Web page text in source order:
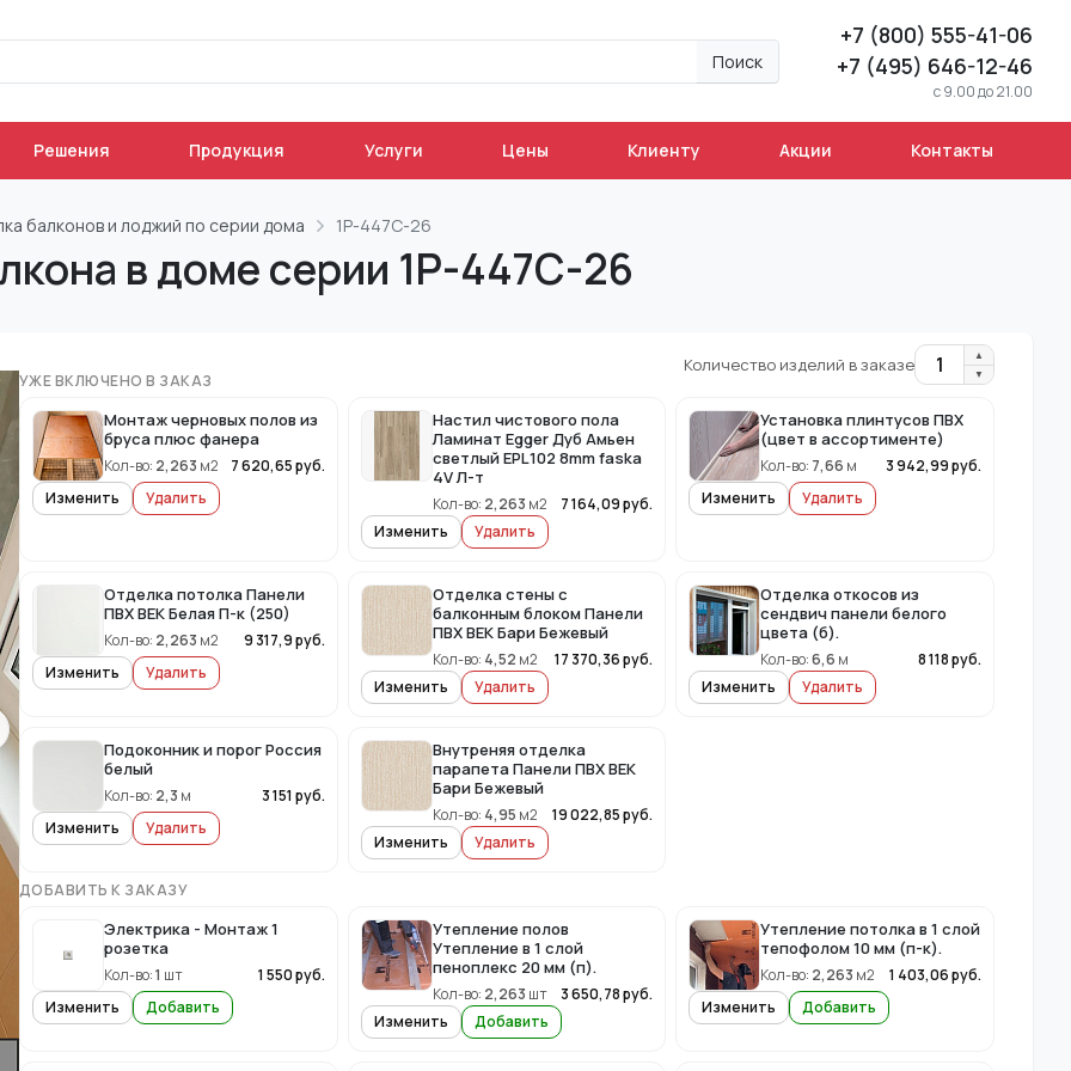
Поиск
+7 (800) 555-41-06
+7 (495) 646-12-46
c 9.00 до 21.00
Решения Продукция Услуги Цены Клиенту Акции Контакты
балконов и лоджий по серии дома 1Р-447С-26
в доме серии 1Р-447С-26
Количество изделий в заказе 1
▲
▼
УЖЕ ВКЛЮЧЕНО В ЗАКАЗ
Монтаж черновых полов из
бруса плюс фанера
Кол-во: 2,263 м2 7 620,65руб.
Изменить
Удалить
Настил чистового пола
Ламинат Egger Дуб Амьен
светлый EPL102 8mm faska
4V Л-т
Кол-во: 2,263 м2 7 164,09руб.
Изменить
Удалить
Установка плинтусов ПВХ
(цвет в ассортименте)
Кол-во: 7,66 м 3 942,99руб.
Изменить
Удалить
Отделка потолка Панели
ПВХ ВЕК Белая П-к (250)
Кол-во: 2,263 м2 9 317,9руб.
Изменить
Удалить
Отделка стены с
балконным блоком Панели
ПВХ ВЕК Бари Бежевый
Кол-во: 4,52 м2 17 370,36руб.
Изменить
Удалить
Отделка откосов из
сендвич панели белого
цвета (б).
Кол-во:6,6 м 8 118руб.
Изменить
Удалить
Подоконник и порог Россия
белый
Кол-во: 2,3 м 3 151 руб.
Изменить
Удалить
Внутреняя отделка
парапета Панели ПВХ ВЕК
Бари Бежевый
Кол-во: 4,95 м2 19 022,85руб.
Изменить
Удалить
ДОБАВИТЬ К ЗАКАЗУ
Электрика - Монтаж 1
розетка
Кол-во:1 шт 1 550руб.
Изменить
Добавить
Утепление полов
Утепление в 1 слой
пеноплекс 20 мм (п).
Кол-во: 2,263 шт 3 650,78руб.
Изменить
Добавить
Утепление потолка в 1 слой
тепофолом 10 мм (п-к).
Кол-во: 2,263 м2 1 403,06руб.
Изменить
Добавить